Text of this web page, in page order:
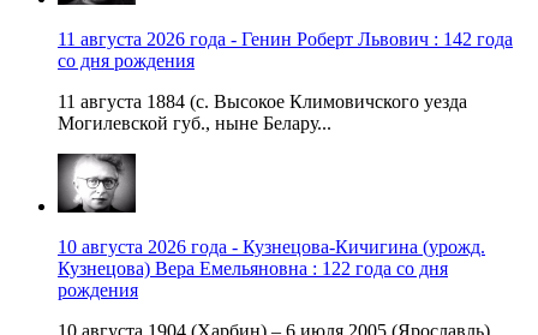
11 августа 2026 года - Генин Роберт Львович : 142 года
со дня рождения
11 августа 1884 (с. Высокое Климовичского уезда
Могилевской губ., ныне Белару...
10 августа 2026 года - Кузнецова-Кичигина (урожд.
Кузнецова) Вера Емельяновна : 122 года со дня
рождения
10 августа 1904 (Харбин) – 6 июля 2005 (Ярославль)